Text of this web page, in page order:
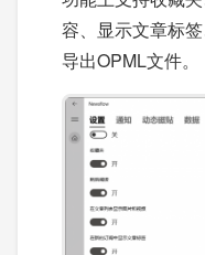
容、显示文章标
导出OPML文件。